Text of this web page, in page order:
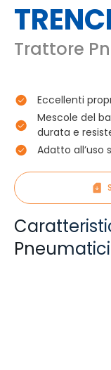
Trattore
Eccellenti
Mescole del
durata e
Adatto all’uso